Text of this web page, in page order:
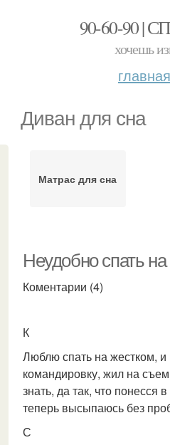
90-60-90
хочешь
главная
Диван для сна
Матрас для сна
Неудобно спать
Коментарии (4)
К
Люблю спать на жестком, и
командировку, жил на
знать, да так, что понесся
теперь высыпаюсь без
С